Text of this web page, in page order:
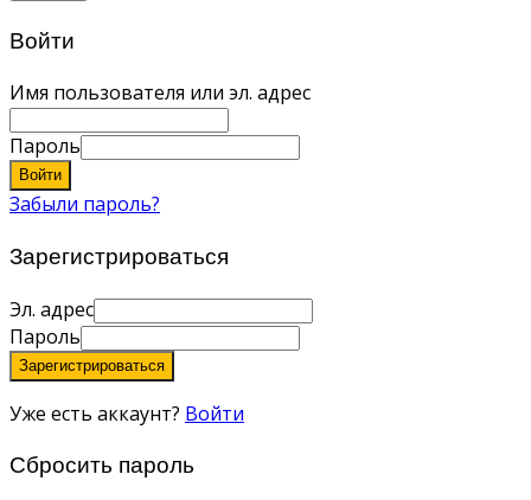
Войти
Имя пользователя или эл. адрес
Пароль
Войти
Забыли пароль?
Зарегистрироваться
Эл. адрес
Пароль
Зарегистрироваться
Уже есть аккаунт? Войти
Сбросить пароль